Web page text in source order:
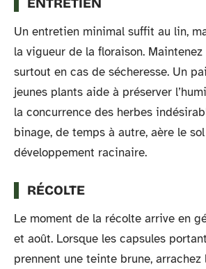
Un entretien minimal suffit au lin,
la vigueur de la floraison.
surtout en cas de sécheresse. Un
jeunes plants aide à préserver
la concurrence des herbes
binage, de temps à autre, aère le
développement racinaire.
RÉCOLTE
Le moment de la récolte arrive en
et août. Lorsque les capsules
prennent une teinte brune,